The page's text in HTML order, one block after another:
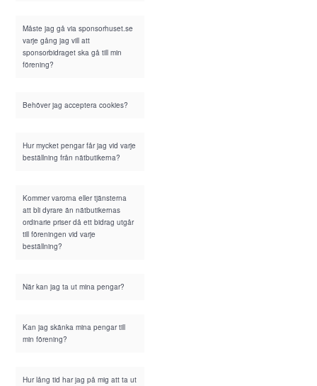
Måste jag gå via sponsorhuset.se
varje gång jag vill att
sponsorbidraget ska gå till min
förening?
Behöver jag acceptera cookies?
Hur mycket pengar får jag vid varje
beställning från nätbutikerna?
Kommer varorna eller tjänsterna
att bli dyrare än nätbutikernas
ordinarie priser då ett bidrag utgår
till föreningen vid varje
beställning?
När kan jag ta ut mina pengar?
Kan jag skänka mina pengar till
min förening?
Hur lång tid har jag på mig att ta ut